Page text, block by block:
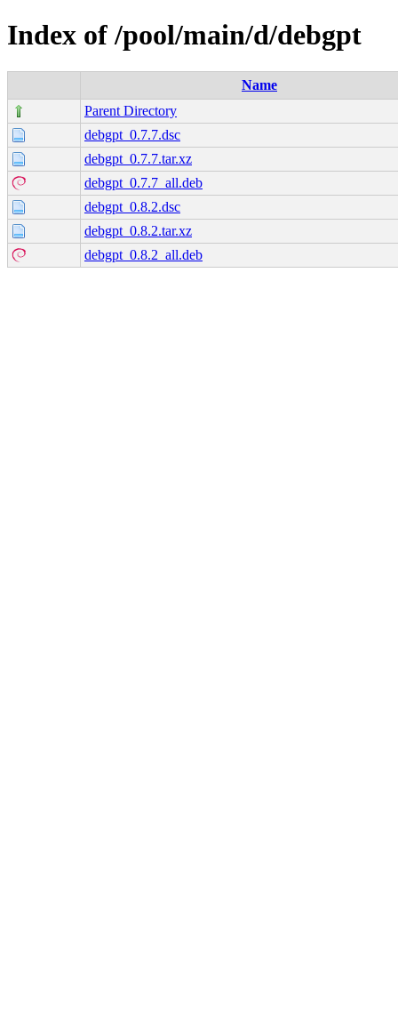
Index of /pool/main/d/debgpt
Name
Parent Directory
debgpt_0.7.7.dsc
debgpt_0.7.7.tar.xz
debgpt_0.7.7_all.deb
debgpt_0.8.2.dsc
debgpt_0.8.2.tar.xz
debgpt_0.8.2_all.deb